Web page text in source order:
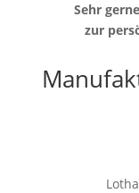
Sehr
zur